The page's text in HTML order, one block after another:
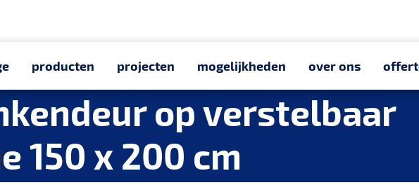
producten projecten mogelijkheden over ons
op verstelbaar
150 x 200 cm